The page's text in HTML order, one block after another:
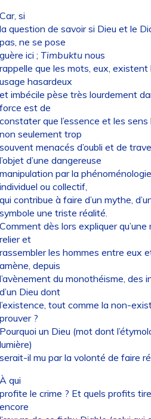
si
question de savoir si Dieu et le
ne se pose
ici ; Timbuktunous
que les mots, eux,
hasardeux
imbécile pèse très lourdement
est de
que l’essence et les
seulement trop
menacés d’oubli et de
d’une dangereuse
par la
ou collectif,
contribue à faire d’un mythe,
une triste réalité.
dès lors expliquer
et
les hommes entre eux
depuis
du monothéisme, des
Dieu dont
tout comme la non-
?
un Dieu (mot dont
il mu par la volonté de faire
qui
le crime ? Et quels profits